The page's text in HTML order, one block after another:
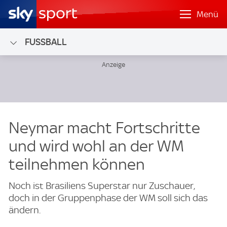
Menü
FUSSBALL
Neymar macht Fortschritte
und wird wohl an der WM
teilnehmen können
Noch ist Brasiliens Superstar nur Zuschauer,
doch in der Gruppenphase der WM soll sich das
ändern.